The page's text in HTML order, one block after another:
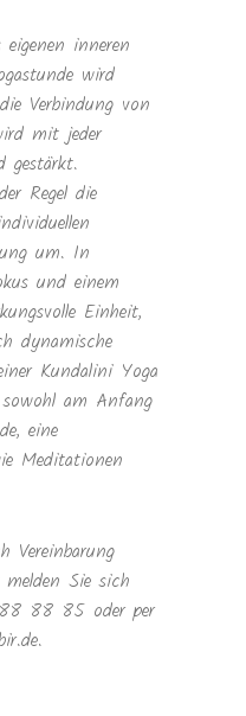
inneren
wird
Verbindung von
mit jeder
gestärkt.
Regel die
um. In
und einem
Einheit,
dynamische
Kundalini Yoga
am Anfang
eine
Meditationen
Vereinbarung
Sie sich
88 85 oder per